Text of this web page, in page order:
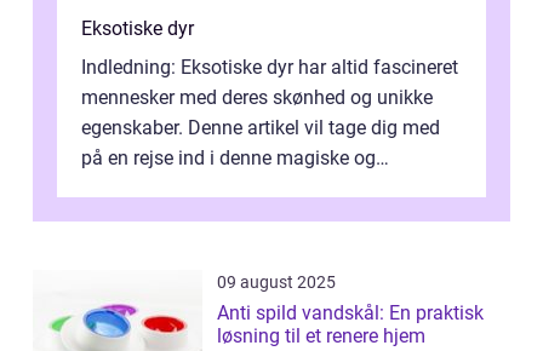
Eksotiske dyr
Indledning: Eksotiske dyr har altid fascineret
mennesker med deres skønhed og unikke
egenskaber. Denne artikel vil tage dig med
på en rejse ind i denne magiske og
09 august 2025
Anti spild vandskål: En praktisk
løsning til et renere hjem